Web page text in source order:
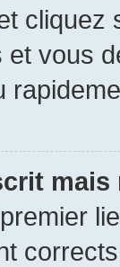
cliquez
et vous
mais